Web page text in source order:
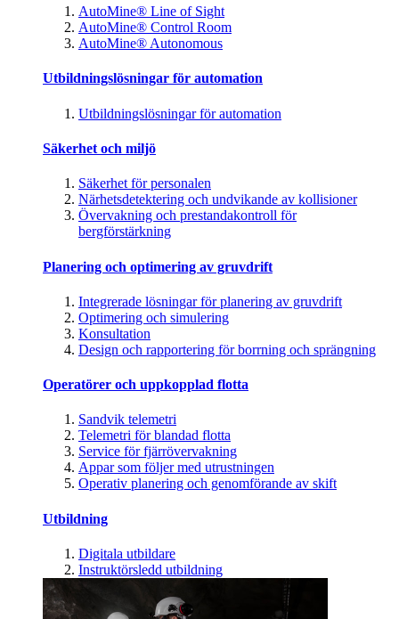
AutoMine® Line of Sight
AutoMine® Control Room
AutoMine® Autonomous
Utbildningslösningar för automation
Utbildningslösningar för automation
Säkerhet och miljö
Säkerhet för personalen
Närhetsdetektering och undvikande av kollisioner
Övervakning och prestandakontroll för
bergförstärkning
Planering och optimering av gruvdrift
Integrerade lösningar för planering av gruvdrift
Optimering och simulering
Konsultation
Design och rapportering för borrning och sprängning
Operatörer och uppkopplad flotta
Sandvik telemetri
Telemetri för blandad flotta
Service för fjärrövervakning
Appar som följer med utrustningen
Operativ planering och genomförande av skift
Utbildning
Digitala utbildare
Instruktörsledd utbildning